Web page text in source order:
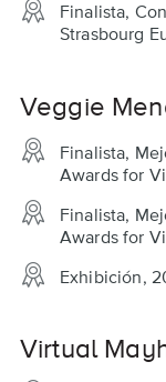
Finalista,
Strasbourg
Veggie
Finalista,
Awards for
Finalista,
Awards for
Exhibición,
Virtual